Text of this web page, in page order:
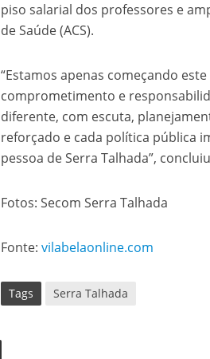
piso salarial dos professores e
de Saúde (ACS).
“Estamos apenas começando
comprometimento e
diferente, com escuta,
reforçado e cada política pública
pessoa de Serra Talhada”,
Fotos: Secom Serra Talhada
Fonte:vilabelaonline.com
Tags Serra Talhada